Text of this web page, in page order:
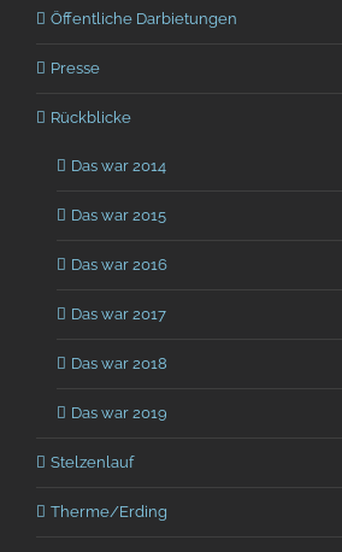
Öffentliche Darbietungen
Presse
Rückblicke
Das war 2014
Das war 2015
Das war 2016
Das war 2017
Das war 2018
Das war 2019
Stelzenlauf
Therme/Erding